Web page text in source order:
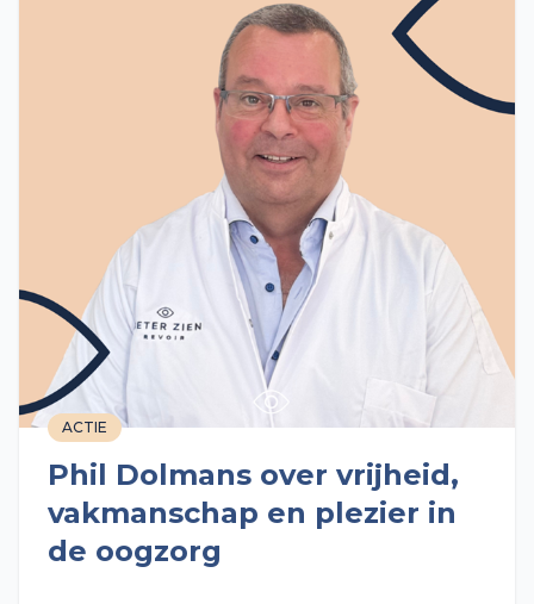
ACTIE
Phil Dolmans over vrijheid,
vakmanschap en plezier in
de oogzorg